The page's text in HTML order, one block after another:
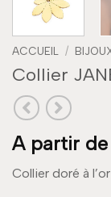
ACCUEIL /
Collier
A partir de
Collier doré à